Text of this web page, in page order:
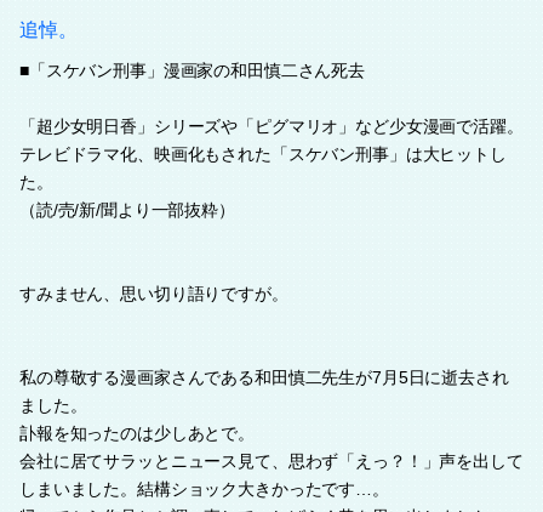
追悼。
■「スケバン刑事」漫画家の和田慎二さん死去
「超少女明日香」シリーズや「ピグマリオ」など少女漫画で活躍。
テレビドラマ化、映画化もされた「スケバン刑事」は大ヒットし
た。
（読/売/新/聞より一部抜粋）
すみません、思い切り語りですが。
私の尊敬する漫画家さんである和田慎二先生が7月5日に逝去され
ました。
訃報を知ったのは少しあとで。
会社に居てサラッとニュース見て、思わず「えっ？！」声を出して
しまいました。結構ショック大きかったです…。